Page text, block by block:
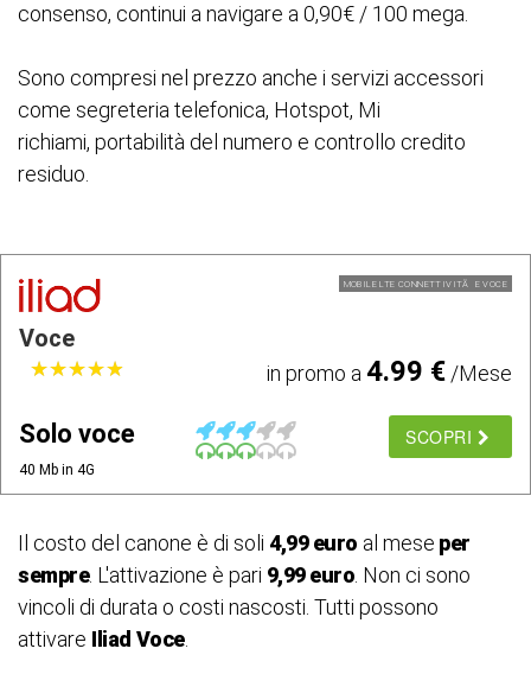
consenso, continui a navigare a 0,90€ / 100 mega.
Sono compresi nel prezzo anche i servizi accessori
come segreteria telefonica, Hotspot, Mi
richiami, portabilità del numero e controllo credito
residuo.
MOBILE LTE CONNETTIVITÃ E VOCE
Voce
★★★★★
★★★★★ in promo a 4.99 €/Mese
Solo voce
40 Mb in 4G
SCOPRI
Il costo del canone è di soli 4,99 euro al mese per
sempre. L'attivazione è pari 9,99 euro . Non ci sono
vincoli di durata o costi nascosti. Tutti possono
attivare Iliad Voce.